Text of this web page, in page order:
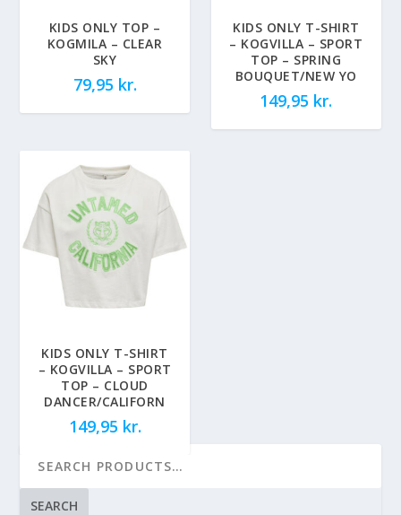
KIDS ONLY TOP –
KOGMILA – CLEAR
SKY
79,95 kr.
KIDS ONLY T-SHIRT
– KOGVILLA – SPORT
TOP – SPRING
BOUQUET/NEW YO
149,95 kr.
KIDS ONLY T-SHIRT
– KOGVILLA – SPORT
TOP – CLOUD
DANCER/CALIFORN
149,95 kr.
SEARCH